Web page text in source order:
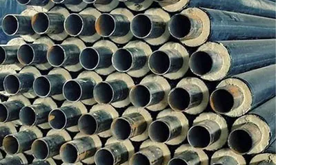
Труба ППУ в изоляции 426
Труба ППУ в изоляции 530